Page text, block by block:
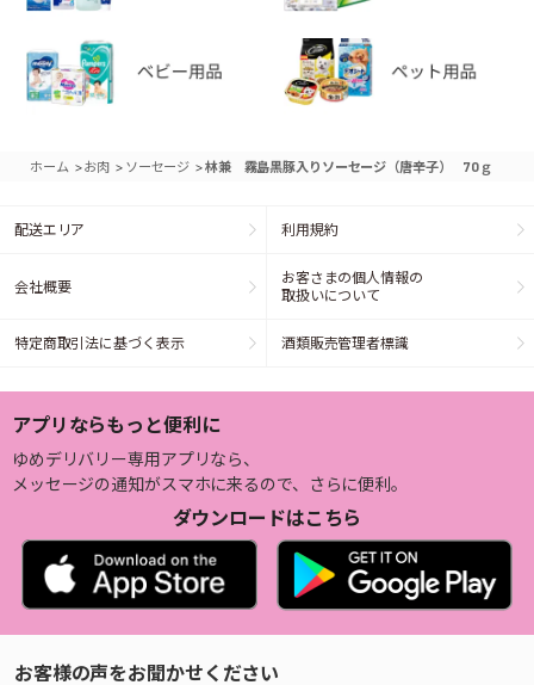
ホーム >お肉 > ソーセージ >林兼 霧島黒豚入りソーセージ（唐辛子） 70ｇ
配送エリア 利用規約
会社概要
お客さまの個人情報の
取扱いについて
特定商取引法に基づく表示 酒類販売管理者標識
アプリならもっと便利に
ゆめデリバリー専用アプリなら、
メッセージの通知がスマホに来るので、さらに便利。
ダウンロードはこちら
お客様の声をお聞かせください